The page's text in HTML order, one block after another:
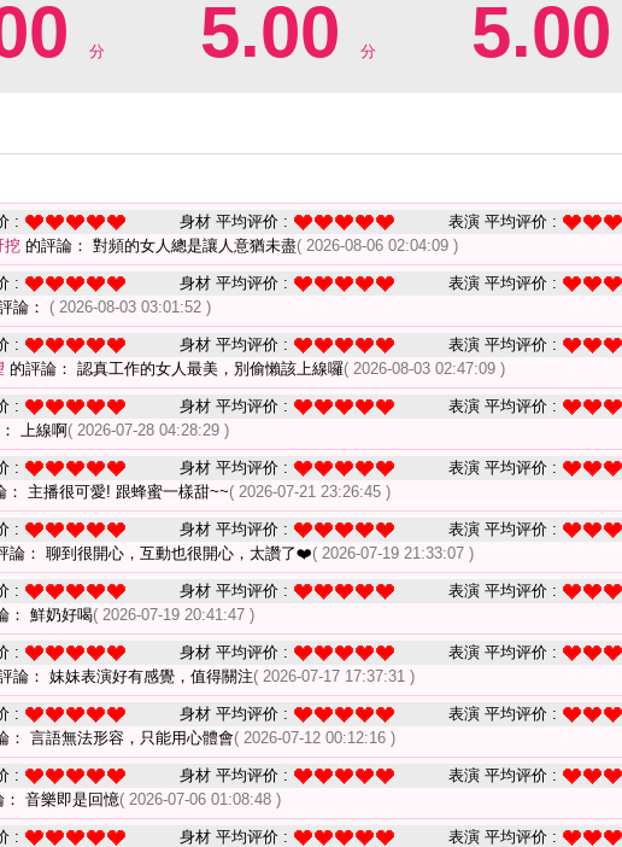
分 5.00 分 5.00
: 身材 平均评价 : 表演 平均评价 :
挖 的評論： 對頻的女人總是讓人意猶未盡( 2026-08-06 02:04:09 )
: 身材 平均评价 : 表演 平均评价 :
論： ( 2026-08-03 03:01:52 )
: 身材 平均评价 : 表演 平均评价 :
的評論： 認真工作的女人最美，別偷懶該上線囉( 2026-08-03 02:47:09 )
: 身材 平均评价 : 表演 平均评价 :
上線啊( 2026-07-28 04:28:29 )
: 身材 平均评价 : 表演 平均评价 :
： 主播很可愛! 跟蜂蜜一樣甜~~( 2026-07-21 23:26:45 )
: 身材 平均评价 : 表演 平均评价 :
論： 聊到很開心，互動也很開心，太讚了❤️( 2026-07-19 21:33:07 )
: 身材 平均评价 : 表演 平均评价 :
： 鮮奶好喝( 2026-07-19 20:41:47 )
: 身材 平均评价 : 表演 平均评价 :
論： 妹妹表演好有感覺，值得關注( 2026-07-17 17:37:31 )
: 身材 平均评价 : 表演 平均评价 :
： 言語無法形容，只能用心體會( 2026-07-12 00:12:16 )
: 身材 平均评价 : 表演 平均评价 :
： 音樂即是回憶( 2026-07-06 01:08:48 )
: 身材 平均评价 : 表演 平均评价 :